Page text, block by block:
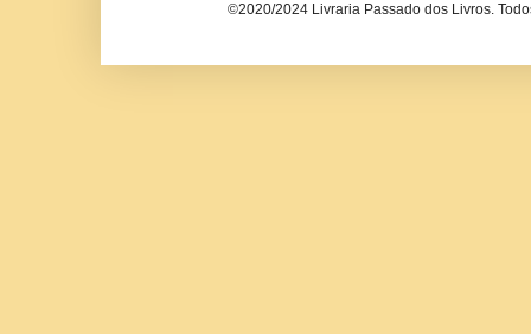
©2020/2024 Livraria Passado dos Livros.